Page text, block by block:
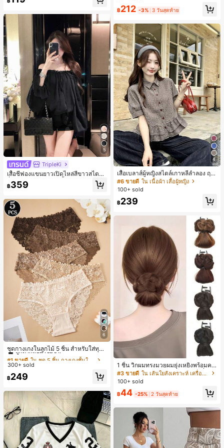
5
TripleKi
เสื้อชีฟองแขนยาวเปิดไหล่สีขาวสไตล์ฝ
รั่งเศสสำหรับผู้หญิง, เสื้อฤดูร้อนหรูหราเ
รียบง่ายเซ็กซี่สวยงามมีเอกลักษณ์สีดำ
฿359
6
ชุดกางเกงในลูกไม้ 5 ชิ้น สำหรับใส่ทุกวั
น
#1 ขายดี
ลูกค้ากลับมาซื้อซ้ำ!
#1 ขายดี
ลูกค้ากลับมาซื้อซ้ำ!
#1 ขายดี
ลูกค้ากลับมาซื้อซ้ำ!
#1 ขายดี
300+ sold
฿249
ารท่องเที่ยว การช้อปปิ้ง และการใช้งาน
ประจำวัน สามารถเก็บเหรียญ โทรศัพท์
เหมาะสำหรับกระเป๋าทำงานของพนักง
านออฟฟิศ นักศึกษามหาวิทยาลัย และ
พนักงานออฟฟิศ กระเป๋าผู้หญิงที่หรูหรา
฿212 -3% 3 วันสุดท้าย
4
เสื้อเบลาส์ผู้หญิงสไตล์เกาหลีลำลอง ฤดู
ใบไม้ผลิ/ฤดูร้อนใหม่ ชายระบาย ชิคแล
ะหรูหรา
#6 ขายดี ใน เนื้อผ้า เสื้อผู้หญิง
100+ sold
฿239
1 ชิ้น วิกผมทรงมวยผมยุ่งเหยิงพร้อมคลิ
ปหนีบผม, คลิปหนีบผมสังเคราะห์ที่ได้รั
บการอัปเกรดแฟชั่น, วิกผมเส้นใยทนคว
ามร้อนสูงที่ออกแบบมาสำหรับผู้หญิง, ใ
ช้งานง่ายโดยไม่ต้องใช้เครื่องมือ, เหมา
ะสำหรับสไตล์สบายๆ, อุปกรณ์เสริมผมที่
สมบูรณ์แบบสำหรับผู้หญิง คลิปหนีบผม
คลิปหนีบผมสบายๆ แฟชั่นผม คลิปหนีบ
ผมหรูหรา ฤดูร้อน ชายหาด วันหยุด
#3 ขายดี
ใน เส้นใยสังเคราะห์ เครื่องประดับผมผู้หญิง
100+ sold
฿44 -25% 2 วันสุดท้าย